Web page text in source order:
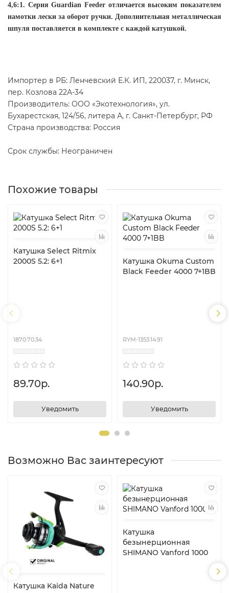
4,6:1. Серия Guardian Feeder отличается высоким показателем
намотки лески за оборот ручки. Дополнительная металлическая
шпуля поставляется в комплекте с каждой катушкой.
Импортер в РБ: Ленчевский Е.К. ИП, 220037, г. Минск,
пер. Козлова 22А-34
Производитель: ООО «Экотехнология», ул.
Бухарестская, 124/56, литера А, г. Санкт-Петербург, РФ
Страна производства: Россия
Срок службы: Неограничен
Похожие товары
Катушка Select Ritmix
2000S 5.2: 6+1
1870.70.34
89.70р.
Уведомить
Катушка Okuma Custom
Black Feeder 4000 7+1BB
RYM-1353.14.91
140.90р.
Уведомить
Возможно Вас заинтересуют
Катушка Kaida Nature
Катушка
безынерционная
SHIMANO Vanford 1000